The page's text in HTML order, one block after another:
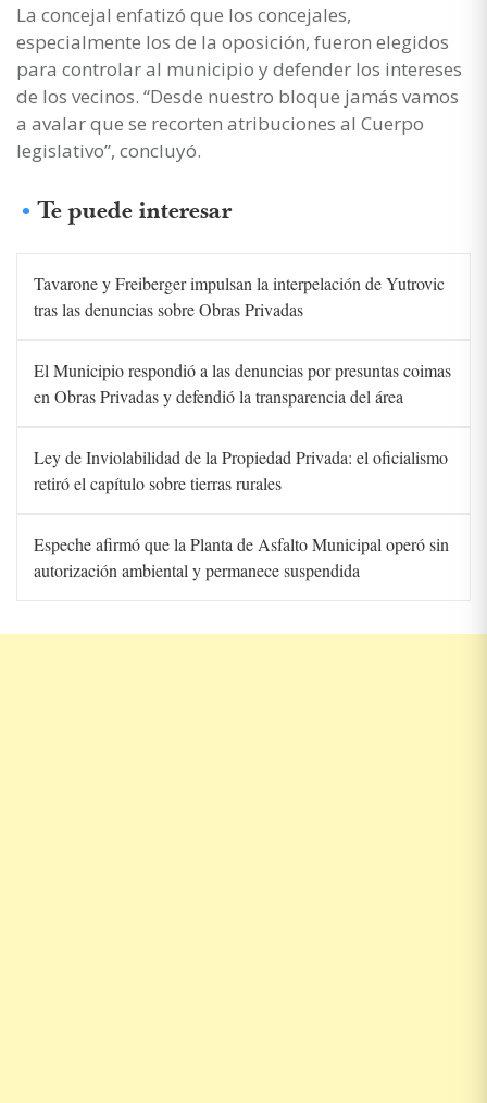
La concejal enfatizó que los concejales,
especialmente los de la oposición, fueron elegidos
para controlar al municipio y defender los intereses
de los vecinos. “Desde nuestro bloque jamás vamos
a avalar que se recorten atribuciones al Cuerpo
legislativo”, concluyó.
Te puede interesar
Tavarone y Freiberger impulsan la interpelación de Yutrovic
tras las denuncias sobre Obras Privadas
El Municipio respondió a las denuncias por presuntas coimas
en Obras Privadas y defendió la transparencia del área
Ley de Inviolabilidad de la Propiedad Privada: el oficialismo
retiró el capítulo sobre tierras rurales
Espeche afirmó que la Planta de Asfalto Municipal operó sin
autorización ambiental y permanece suspendida